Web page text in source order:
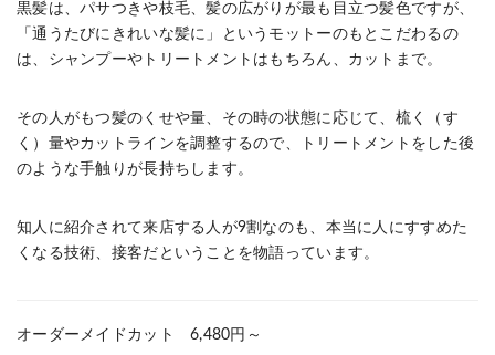
黒髪は、パサつきや枝毛、髪の広がりが最も目立つ髪色ですが、
「通うたびにきれいな髪に」というモットーのもとこだわるの
は、シャンプーやトリートメントはもちろん、カットまで。
その人がもつ髪のくせや量、その時の状態に応じて、梳く（す
く）量やカットラインを調整するので、トリートメントをした後
のような手触りが長持ちします。
知人に紹介されて来店する人が9割なのも、本当に人にすすめた
くなる技術、接客だということを物語っています。
オーダーメイドカット 6,480円～